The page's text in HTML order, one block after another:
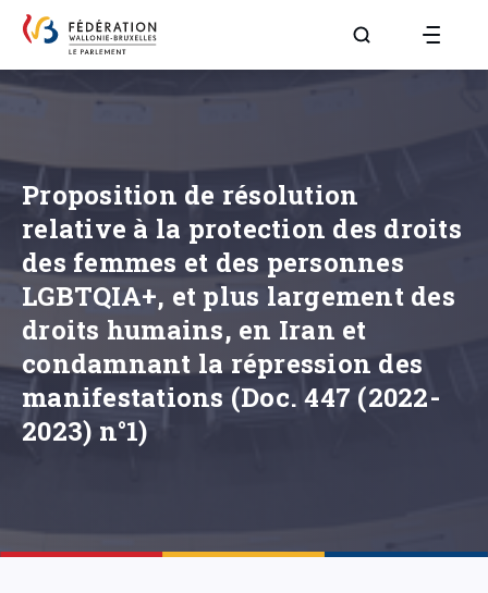
Aller à la page
Proposition de résolution
relative à la protection des droits
des femmes et des personnes
LGBTQIA+, et plus largement des
droits humains, en Iran et
condamnant la répression des
manifestations (Doc. 447 (2022-
2023) n°1)